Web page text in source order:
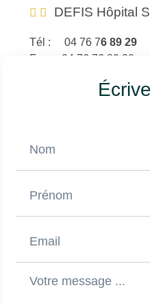
DEFIS Hôpital
Tél : 04 76 76 89 29
Fax : 04 76 76 89 30
participent vos
Le local se trouve au
principal, dans le couloir